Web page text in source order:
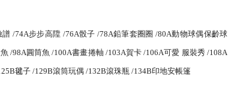
譜 /74A步步高陞 /76A骰子 /78A鉛筆套圈圈 /80A動物球偶保齡球
/98A圓筒魚 /100A書畫捲軸 /103A賀卡/106A可愛 服裝秀 /108A
毽子 /129B滾筒玩偶 /132B滾珠瓶 /134B印地安帳篷